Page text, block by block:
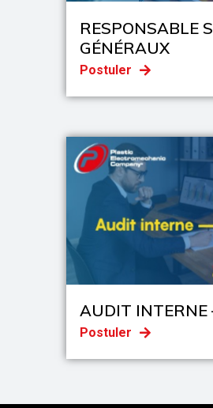
RESPONSABLE
GÉNÉRAUX
Postuler
AUDIT INTERNE
Postuler